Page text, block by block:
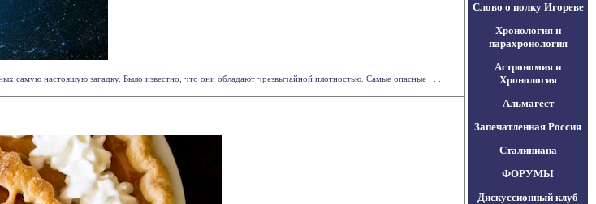
самую настоящую загадку. Было известно, что они обладают чрезвычайной плотностью. Самые опасные . . .
Слово о полку Игореве
Хронология и
парахронология
Астрономия и
Хронология
Альмагест
Запечатленная Россия
Сталиниана
ФОРУМЫ
Дискуссионный клуб